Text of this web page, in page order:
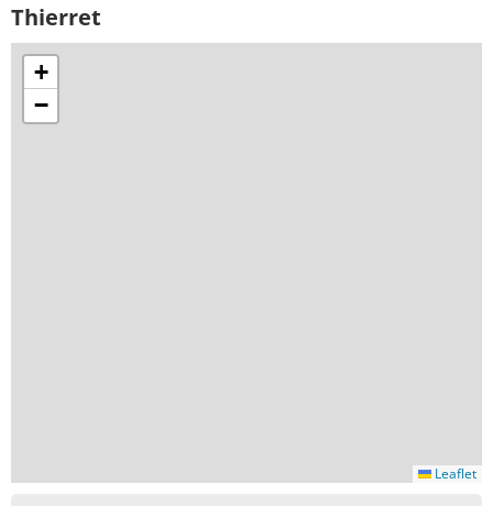
Thierret
+
−
Leaflet